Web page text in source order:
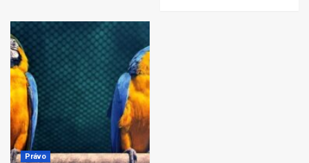
Právo